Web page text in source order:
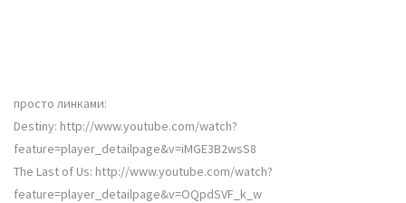
просто линками:
Destiny: http://www.youtube.com/watch?
feature=player_detailpage&v=iMGE3B2wsS8
The Last of Us: http://www.youtube.com/watch?
feature=player_detailpage&v=OQpdSVF_k_w